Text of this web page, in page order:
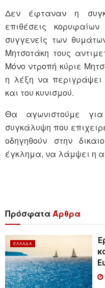
Δεν έφταναν η
επιθέσεις
συγγενείς των
Μητσοτάκη τους
Μόνο ντροπή κύριε
η λέξη να περιγράψει
και του κυνισμού.
Θα αγωνιστούμε
συγκάλυψη που
οδηγηθούν στην
έγκλημα, να λάμψει η
Πρόσφατα Άρθρα
ΕΛΛΆΔΑ